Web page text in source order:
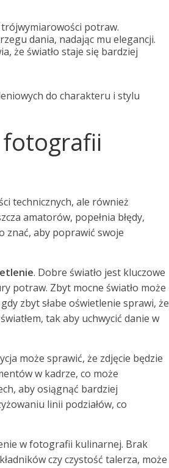
trójwymiarowości potraw.
dania, nadając mu elegancji.
że światło staje się bardziej
do charakteru i stylu
fotografii
technicznych, ale również
amatorów, popełnia błędy,
znać, aby poprawić swoje
. Dobre światło jest kluczowe
potraw. Zbyt mocne światło może
zbyt słabe oświetlenie sprawi, że
tak aby uchwycić danie w
może sprawić, że zdjęcie będzie
w kadrze, co może
aby osiągnąć bardziej
linii podziałów, co
w fotografii kulinarnej. Brak
czy czystość talerza, może